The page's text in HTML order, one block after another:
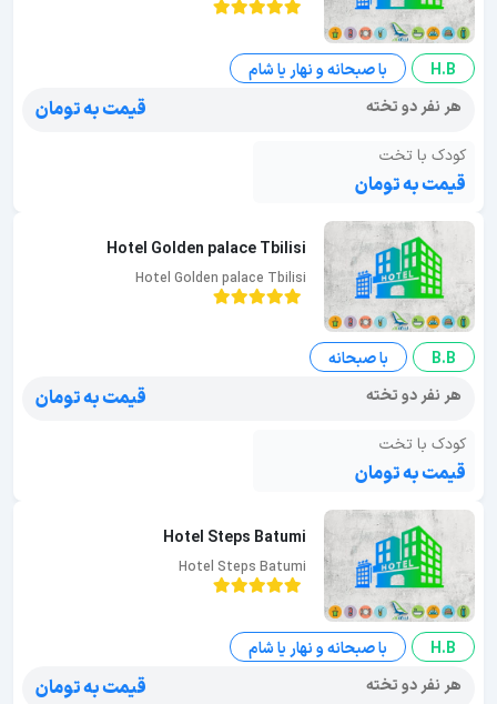
H.B
با صبحانه و نهار یا شام
هر نفر دو تخته
قیمت به تومان
کودک با تخت
قیمت به تومان
Hotel Golden palace Tbilisi
Hotel Golden palace Tbilisi
B.B
با صبحانه
هر نفر دو تخته
قیمت به تومان
کودک با تخت
قیمت به تومان
Hotel Steps Batumi
Hotel Steps Batumi
H.B
با صبحانه و نهار یا شام
هر نفر دو تخته
قیمت به تومان